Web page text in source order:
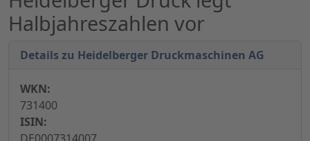
Halbjahreszahlen vor
Details zu Heidelberger Druckmaschinen AG
WKN:
731400
ISIN: